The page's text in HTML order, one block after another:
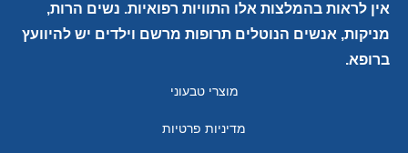
אין לראות בהמלצות אלו התוויות רפואיות. נשים הרות,
מניקות, אנשים הנוטלים תרופות מרשם וילדים יש להיוועץ
ברופא.
מוצרי טבעוני
מדיניות פרטיות